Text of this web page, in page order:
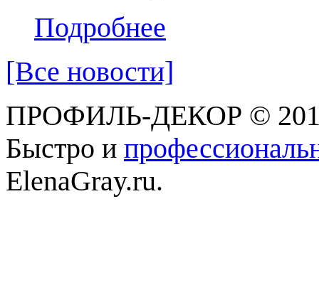
Подробнее
[Все новости]
ПРОФИЛЬ-ДЕКОР ©
Быстро и
ElenaGray.ru.